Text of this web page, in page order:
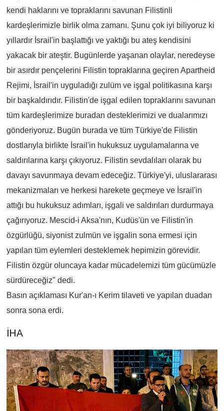
kendi haklarını ve topraklarını savunan Filistinli
kardeşlerimizle birlik olma zamanı. Şunu çok iyi biliyoruz ki
yıllardır İsrail'in başlattığı ve yaktığı bu ateş kendisini
yakacak bir ateştir. Bugünlerde yaşanan olaylar, neredeyse
bir asırdır pençelerini Filistin topraklarına geçiren Apartheid
Rejimi, İsrail'in uyguladığı zulüm ve işgal politikasına karşı
bir başkaldırıdır. Filistin'de işgal edilen topraklarını savunan
tüm kardeşlerimize buradan desteklerimizi ve dualarımızı
gönderiyoruz. Bugün burada ve tüm Türkiye'de Filistin
dostlarıyla birlikte İsrail'in hukuksuz uygulamalarına ve
saldırılarına karşı çıkıyoruz. Filistin sevdalıları olarak bu
davayı savunmaya devam edeceğiz. Türkiye'yi, uluslararası
mekanizmaları ve herkesi harekete geçmeye ve İsrail'in
attığı bu hukuksuz adımları, işgali ve saldırıları durdurmaya
çağırıyoruz. Mescid-i Aksa'nın, Kudüs'ün ve Filistin'in
özgürlüğü, siyonist zulmün ve işgalin sona ermesi için
yapılan tüm eylemleri desteklemek hepimizin görevidir.
Filistin özgür oluncaya kadar mücadelemizi tüm gücümüzle
sürdüreceğiz" dedi.
Basın açıklaması Kur'an-ı Kerim tilaveti ve yapılan duadan
sonra sona erdi.
İHA